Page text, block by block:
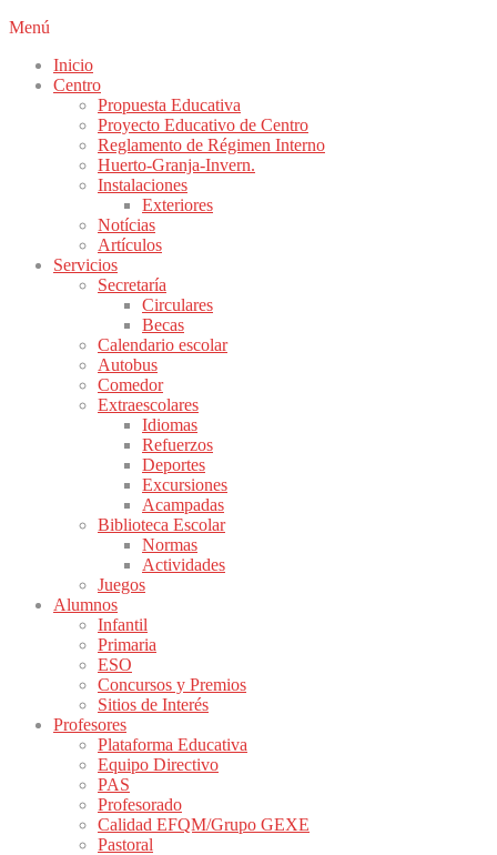
Menú
Inicio
Centro
Propuesta Educativa
Proyecto Educativo de Centro
Reglamento de Régimen Interno
Huerto-Granja-Invern.
Instalaciones
Exteriores
Notícias
Artículos
Servicios
Secretaría
Circulares
Becas
Calendario escolar
Autobus
Comedor
Extraescolares
Idiomas
Refuerzos
Deportes
Excursiones
Acampadas
Biblioteca Escolar
Normas
Actividades
Juegos
Alumnos
Infantil
Primaria
ESO
Concursos y Premios
Sitios de Interés
Profesores
Plataforma Educativa
Equipo Directivo
PAS
Profesorado
Calidad EFQM/Grupo GEXE
Pastoral